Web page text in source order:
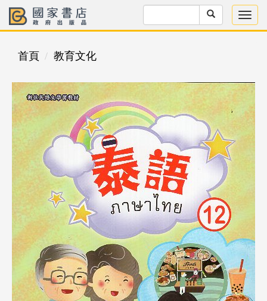
首頁 教育文化